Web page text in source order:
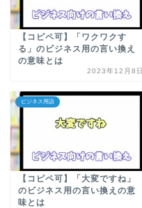
【コピペ可】「ワクワクす
る」のビジネス用の言い換え
の意味とは
2023年12月8日
ビジネス用語
【コピペ可】「大変ですね」
のビジネス用の言い換えの意
味とは